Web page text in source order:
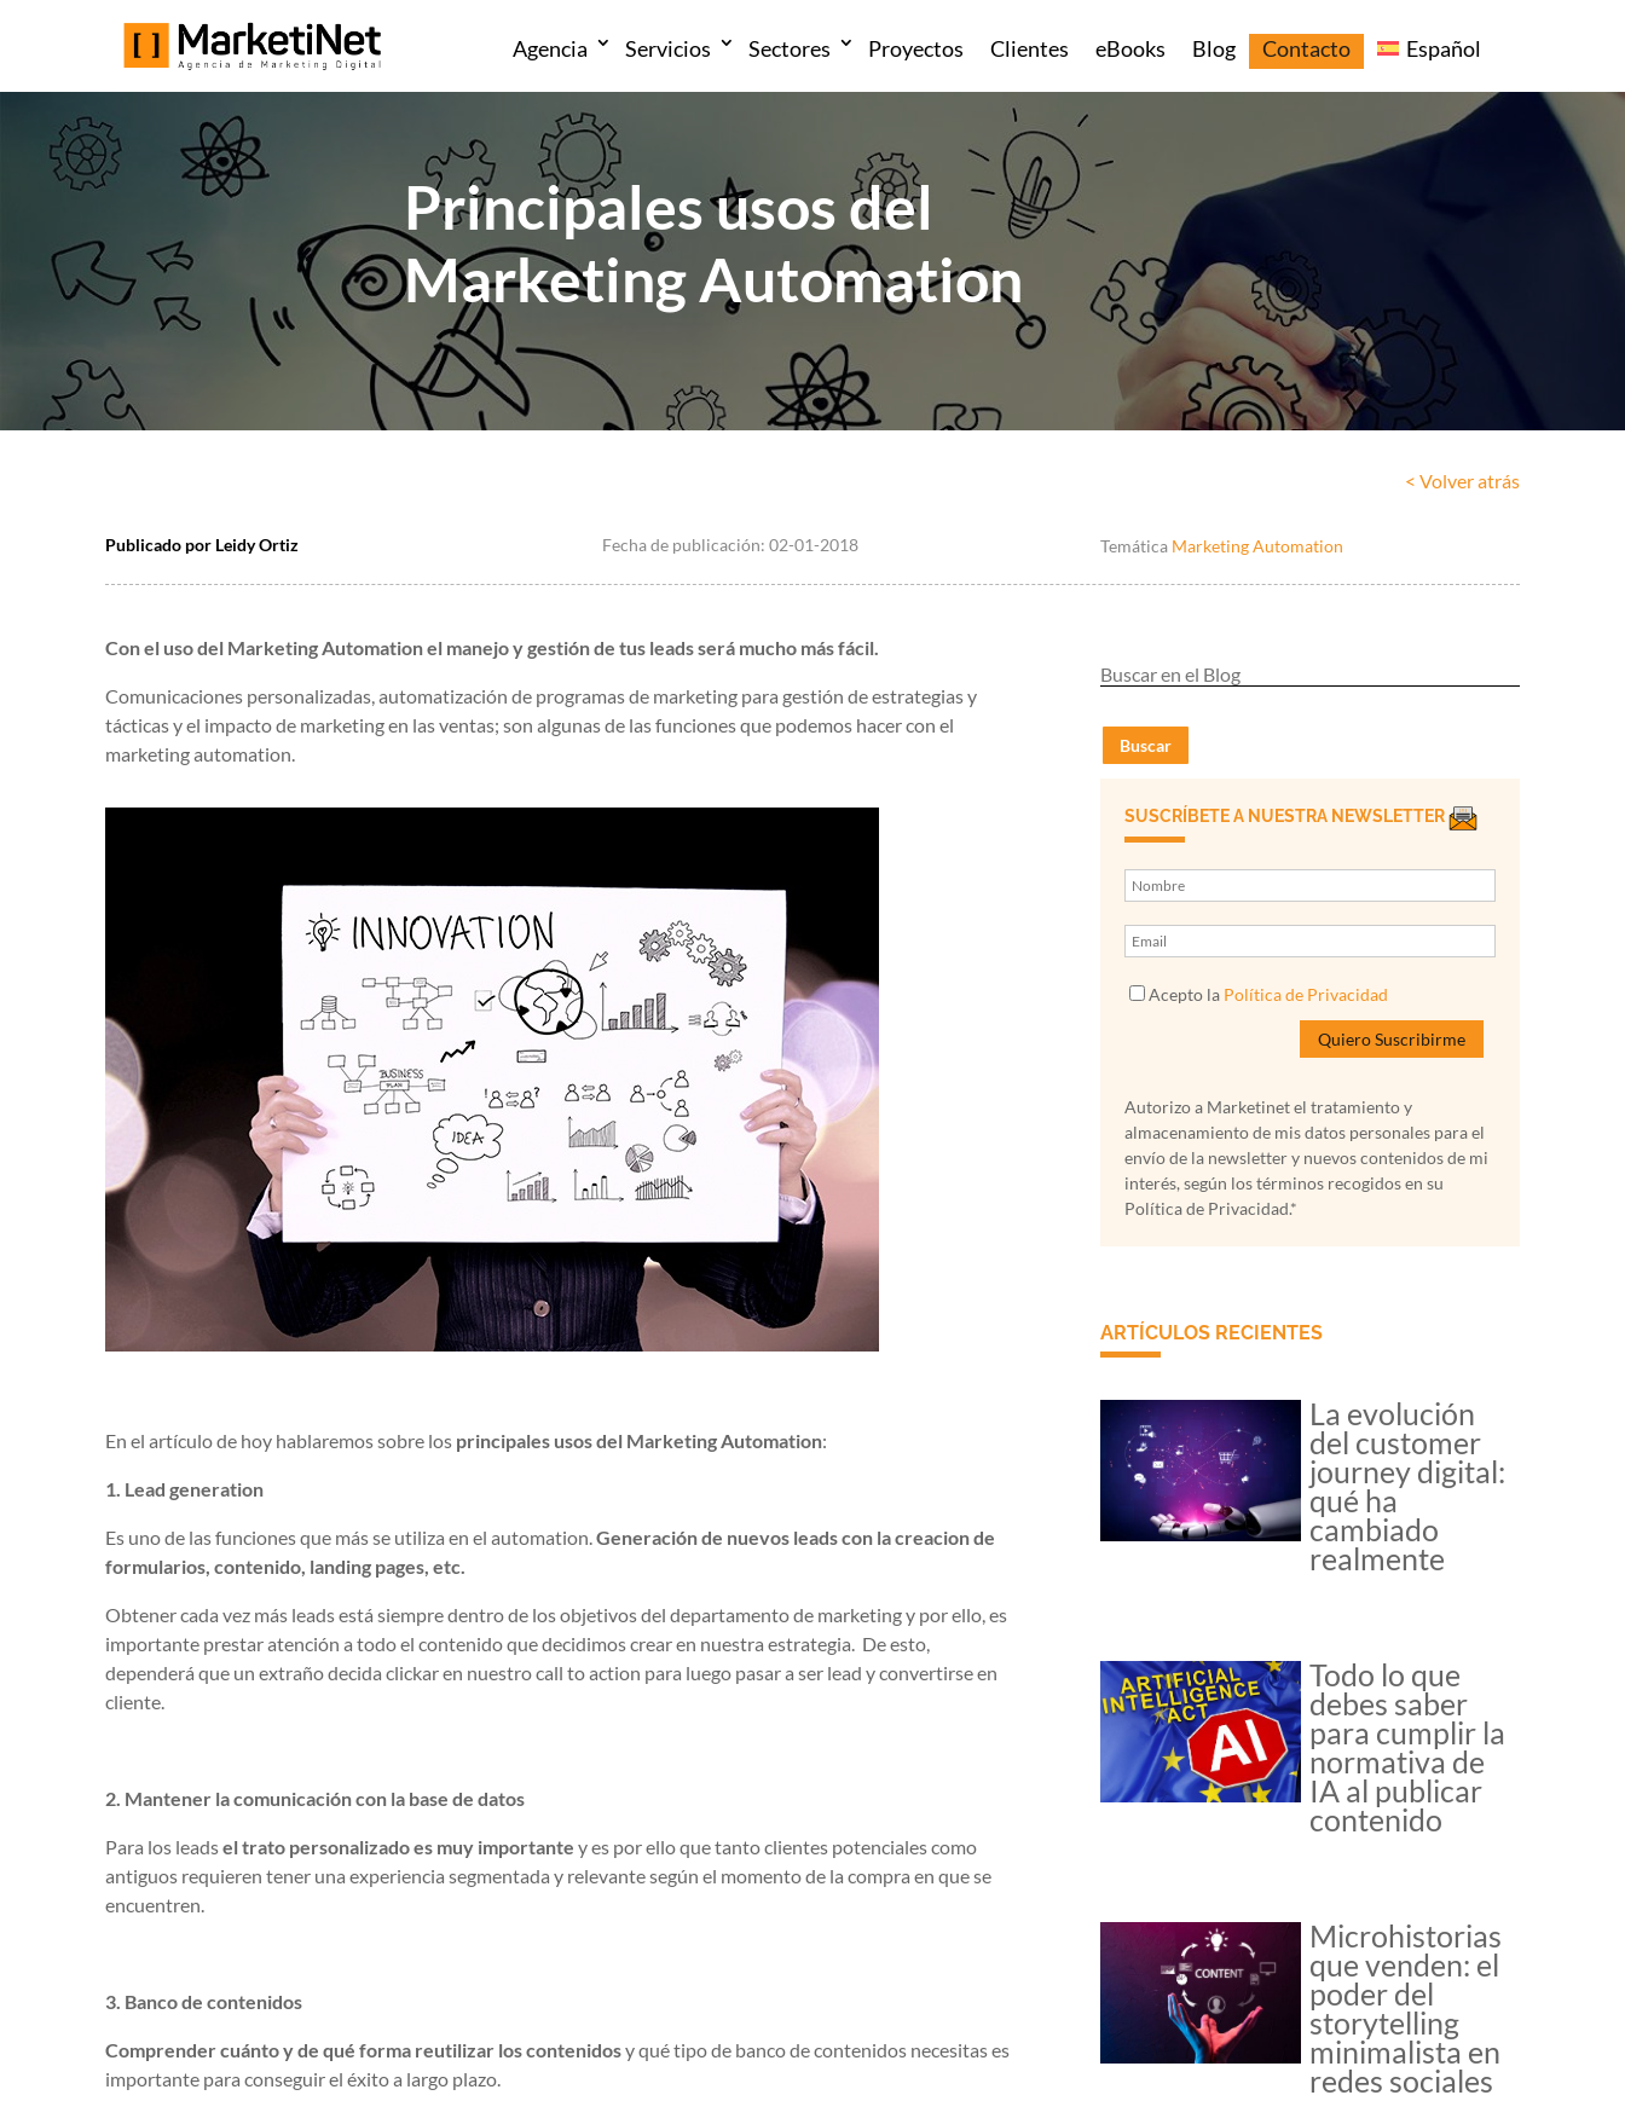
Agencia Servicios Sectores Proyectos Clientes eBooks Blog Contacto Español
Principales usos del
Marketing Automation
< Volver atrás
Publicado por Leidy Ortiz Fecha de publicación:02-01-2018 Temática Marketing Automation
Con el uso del Marketing Automationel manejo y gestión de tus leads será mucho más fácil.
Comunicaciones personalizadas, automatización de programas de marketing para gestión de estrategias y
tácticas y el impacto de marketing en las ventas; son algunas de las funciones que podemos hacer con el
marketing automation.
En el artículo de hoy hablaremos sobre los principales usos del Marketing Automation:
1. Lead generation
Es uno de las funciones que más se utiliza en el automation.Generación de nuevos leads con la creacion de
formularios, contenido, landing pages, etc.
Obtener cada vez más leads está siempre dentro de los objetivos del departamento de marketing y por ello, es
importante prestar atención a todo el contenido que decidimos crear en nuestra estrategia. De esto,
dependerá que un extraño decida clickar en nuestro call to action para luego pasar a ser lead y convertirse en
cliente.
2. Mantener la comunicación con la base de datos
Para los leadsel trato personalizado es muy importante y es por ello que tanto clientes potenciales como
antiguos requieren tener una experiencia segmentada y relevante según el momento de la compra en que se
encuentren.
3. Banco de contenidos
Comprender cuánto y de qué forma reutilizar los contenidosy qué tipo de banco de contenidos necesitas es
importante para conseguir el éxito a largo plazo.
Buscar
SUSCRÍBETE A NUESTRA NEWSLETTER
Acepto la Política de Privacidad
Autorizo a Marketinet el tratamiento y
almacenamiento de mis datos personales para el
envío de la newsletter y nuevos contenidos de mi
interés, según los términos recogidos en su
Política de Privacidad.*
ARTÍCULOS RECIENTES
La evolución
del customer
journey digital:
qué ha
cambiado
realmente
Todo lo que
debes saber
para cumplir la
normativa de
IA al publicar
contenido
Microhistorias
que venden: el
poder del
storytelling
minimalista en
redes sociales